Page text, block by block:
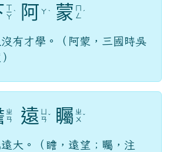
ㄧ
ㄚ
ˋ 阿 ㄚ ˋ 蒙 ㄥ
ˊ
有才學。（阿蒙，三國時吳
ㄓ
ㄢ
遠 ㄢ ˇ 矚 ㄓ
ㄨ ˇ
大。（瞻，遠望；矚，注